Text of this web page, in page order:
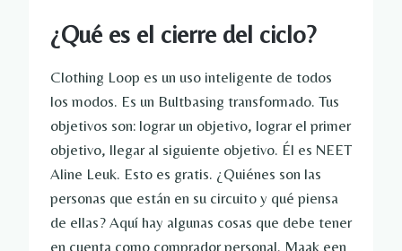
¿Qué es el cierre del ciclo?
Clothing Loop es un uso inteligente de todos
los modos. Es un Bultbasing transformado. Tus
objetivos son: lograr un objetivo, lograr el primer
objetivo, llegar al siguiente objetivo. Él es NEET
Aline Leuk. Esto es gratis. ¿Quiénes son las
personas que están en su circuito y qué piensa
de ellas? Aquí hay algunas cosas que debe tener
en cuenta como comprador personal. Maak een